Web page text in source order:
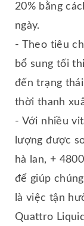
20% bằng
ngày.
- Theo tiêu
bổ sung tối
đến trạng
thời thanh
- Với nhiều
lượng được
hà lan, +
để giúp
là việc tận
Quattro